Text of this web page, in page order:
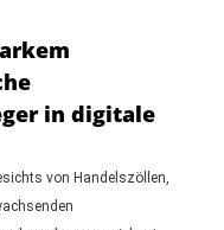
in digitale
von Handelszöllen,